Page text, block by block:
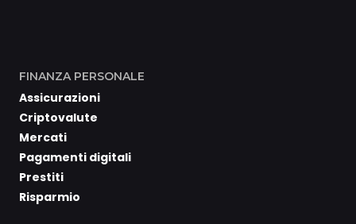
FINANZA PERSONALE
Assicurazioni
Criptovalute
Mercati
Pagamenti digitali
Prestiti
Risparmio